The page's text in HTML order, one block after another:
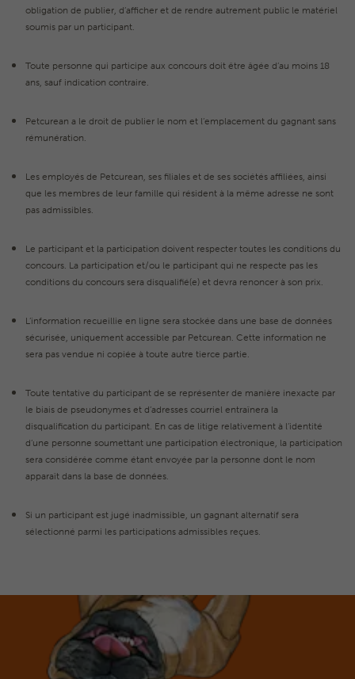
obligation de publier, d’afficher et de rendre autrement public le matériel
soumis par un participant.
Toute personne qui participe aux concours doit être âgée d’au moins 18
ans, sauf indication contraire.
Petcurean a le droit de publier le nom et l’emplacement du gagnant sans
rémunération.
Les employés de Petcurean, ses filiales et de ses sociétés affiliées, ainsi
que les membres de leur famille qui résident à la même adresse ne sont
pas admissibles.
Le participant et la participation doivent respecter toutes les conditions du
concours. La participation et/ou le participant qui ne respecte pas les
conditions du concours sera disqualifié(e) et devra renoncer à son prix.
L’information recueillie en ligne sera stockée dans une base de données
sécurisée, uniquement accessible par Petcurean. Cette information ne
sera pas vendue ni copiée à toute autre tierce partie.
Toute tentative du participant de se représenter de manière inexacte par
le biais de pseudonymes et d’adresses courriel entraînera la
disqualification du participant. En cas de litige relativement à l’identité
d’une personne soumettant une participation électronique, la participation
sera considérée comme étant envoyée par la personne dont le nom
apparaît dans la base de données.
Si un participant est jugé inadmissible, un gagnant alternatif sera
sélectionné parmi les participations admissibles reçues.